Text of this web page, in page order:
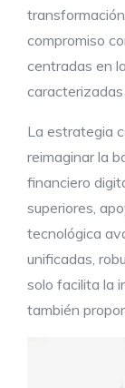
compromiso
centradas en
La estrategia
reimaginar la
financiero
superiores,
tecnológica
unificadas,
solo facilita la
también